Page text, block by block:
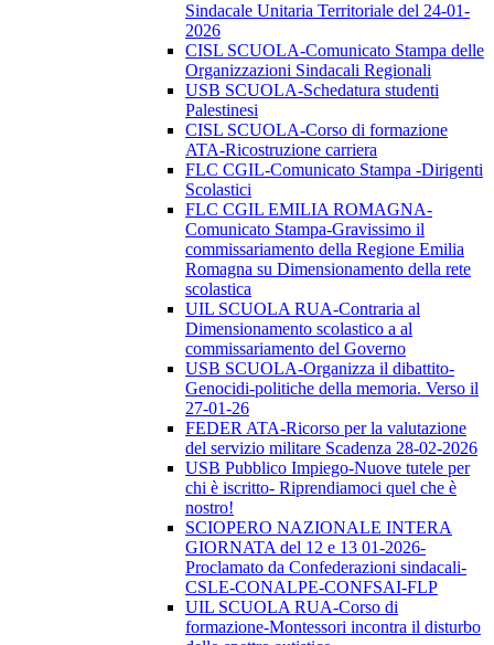
Sindacale Unitaria Territoriale del 24-01-
2026
CISL SCUOLA-Comunicato Stampa delle
Organizzazioni Sindacali Regionali
USB SCUOLA-Schedatura studenti
Palestinesi
CISL SCUOLA-Corso di formazione
ATA-Ricostruzione carriera
FLC CGIL-Comunicato Stampa -Dirigenti
Scolastici
FLC CGIL EMILIA ROMAGNA-
Comunicato Stampa-Gravissimo il
commissariamento della Regione Emilia
Romagna su Dimensionamento della rete
scolastica
UIL SCUOLA RUA-Contraria al
Dimensionamento scolastico a al
commissariamento del Governo
USB SCUOLA-Organizza il dibattito-
Genocidi-politiche della memoria. Verso il
27-01-26
FEDER ATA-Ricorso per la valutazione
del servizio militare Scadenza 28-02-2026
USB Pubblico Impiego-Nuove tutele per
chi è iscritto- Riprendiamoci quel che è
nostro!
SCIOPERO NAZIONALE INTERA
GIORNATA del 12 e 13 01-2026-
Proclamato da Confederazioni sindacali-
CSLE-CONALPE-CONFSAI-FLP
UIL SCUOLA RUA-Corso di
formazione-Montessori incontra il disturbo